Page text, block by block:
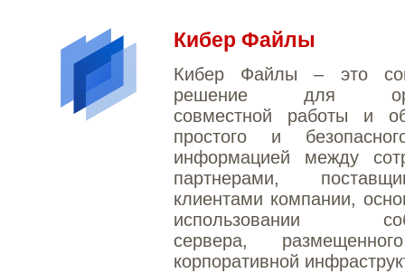
Кибер Файлы
Кибер Файлы – это
решение для
совместной работы и
простого и
информацией между
партнерами,
клиентами компании,
использовании
сервера,
корпоративной